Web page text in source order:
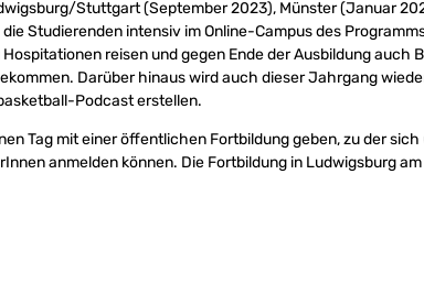
Stuttgart (September 2023), Münster (Januar
Studierenden intensiv im Online-Campus des
reisen und gegen Ende der Ausbildung auch
Darüber hinaus wird auch dieser Jahrgang
Podcast erstellen.
Tag mit einer öffentlichen Fortbildung geben, zu der sich
anmelden können. Die Fortbildung in Ludwigsburg